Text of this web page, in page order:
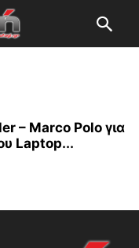
– Marco Polo για
Laptop...